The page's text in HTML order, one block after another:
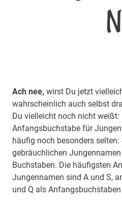
N
Ach nee, wirst Du jetzt
wahrscheinlich auch selbst
Du vielleicht noch nicht weißt:
Anfangsbuchstabe für
häufig noch besonders
gebräuchlichen
Buchstaben. Die häufigsten
Jungennamen sind A und S,
und Q als